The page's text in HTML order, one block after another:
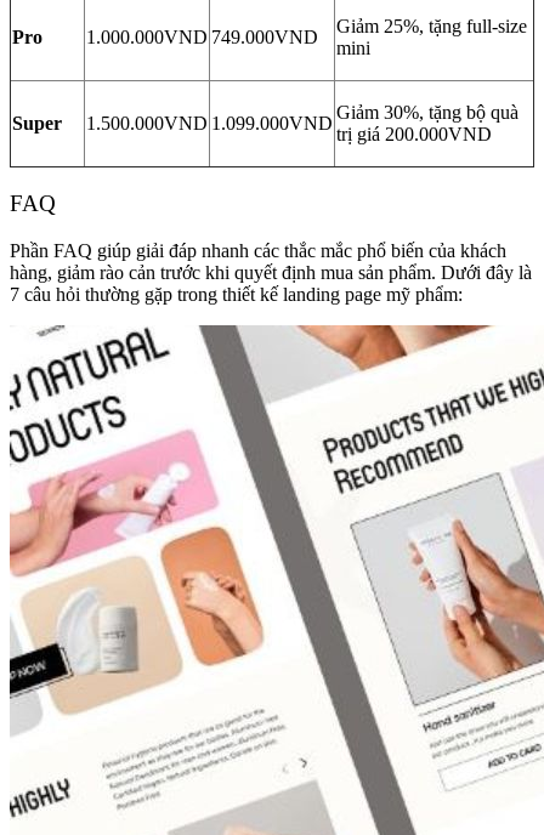
Pro 1.000.000VND 749.000VND
Giảm 25%, tặng full-size
mini
Super 1.500.000VND 1.099.000VND
Giảm 30%, tặng bộ quà
trị giá 200.000VND
FAQ
Phần FAQ giúp giải đáp nhanh các thắc mắc phổ biến của khách
hàng, giảm rào cản trước khi quyết định mua sản phẩm. Dưới đây là
7 câu hỏi thường gặp trong thiết kế landing page mỹ phẩm: